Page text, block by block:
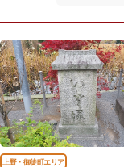
上野・御徒町エリア